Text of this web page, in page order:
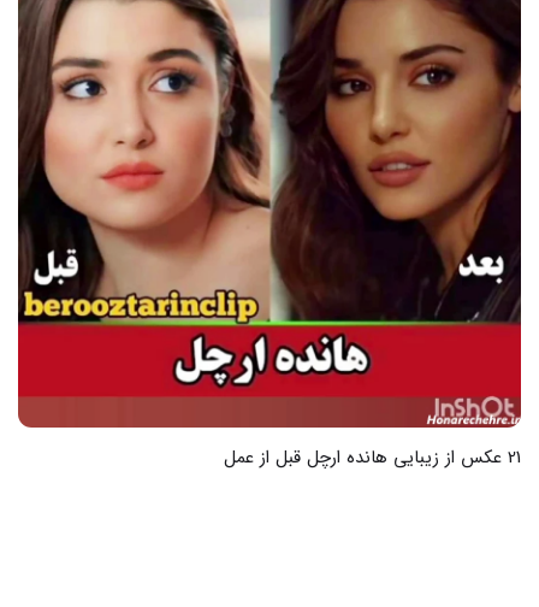
21 عکس از زیبایی هانده ارچل قبل از عمل